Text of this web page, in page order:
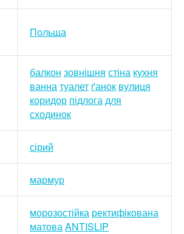
Польща
балкон зовнішня стіна кухня
ваннатуалет ґанок вулиця
коридор підлогадля
сходинок
сірий
мармур
морозостійка ректифікована
матоваANTISLIP